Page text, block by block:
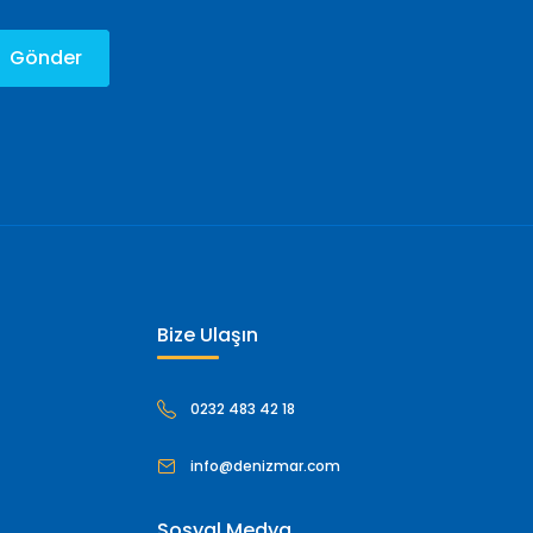
Gönder
Bize Ulaşın
0232 483 42 18
info@denizmar.com